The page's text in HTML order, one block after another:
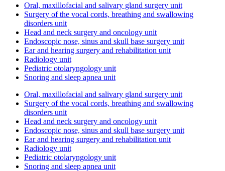
Oral, maxillofacial and salivary gland surgery unit
Surgery of the vocal cords, breathing and swallowing
disorders unit
Head and neck surgery and oncology unit
Endoscopic nose, sinus and skull base surgery unit
Ear and hearing surgery and rehabilitation unit
Radiology unit
Pediatric otolaryngology unit
Snoring and sleep apnea unit
Oral, maxillofacial and salivary gland surgery unit
Surgery of the vocal cords, breathing and swallowing
disorders unit
Head and neck surgery and oncology unit
Endoscopic nose, sinus and skull base surgery unit
Ear and hearing surgery and rehabilitation unit
Radiology unit
Pediatric otolaryngology unit
Snoring and sleep apnea unit